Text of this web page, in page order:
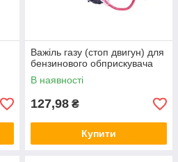
Важіль газу (стоп двигун) для
бензинового обприскувача
В наявності
127,98 ₴
Купити